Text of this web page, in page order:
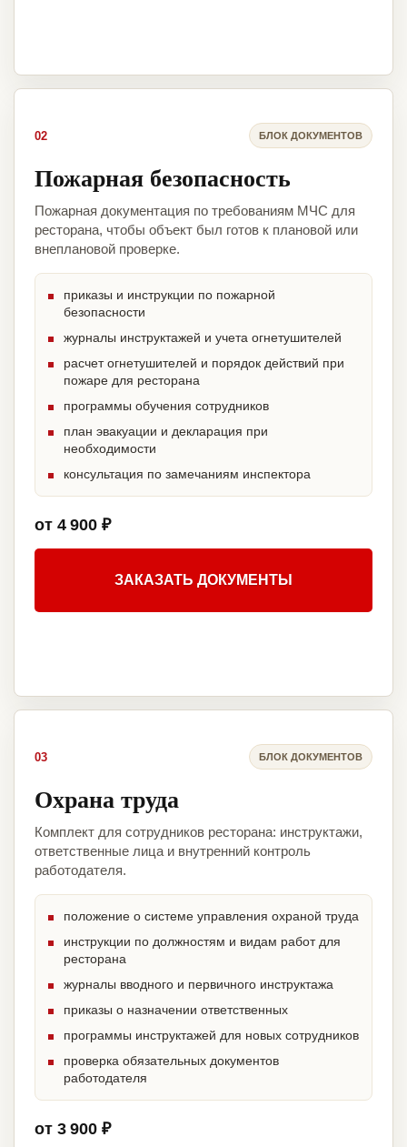
02 БЛОК ДОКУМЕНТОВ
Пожарная безопасность
Пожарная документация по требованиям МЧС для
ресторана, чтобы объект был готов к плановой или
внеплановой проверке.
приказы и инструкции по пожарной
безопасности
журналы инструктажей и учета огнетушителей
расчет огнетушителей и порядок действий при
пожаре для ресторана
программы обучения сотрудников
план эвакуации и декларация при
необходимости
консультация по замечаниям инспектора
от 4 900 ₽
ЗАКАЗАТЬ ДОКУМЕНТЫ
03 БЛОК ДОКУМЕНТОВ
Охрана труда
Комплект для сотрудников ресторана: инструктажи,
ответственные лица и внутренний контроль
работодателя.
положение о системе управления охраной труда
инструкции по должностям и видам работ для
ресторана
журналы вводного и первичного инструктажа
приказы о назначении ответственных
программы инструктажей для новых сотрудников
проверка обязательных документов
работодателя
от 3 900 ₽